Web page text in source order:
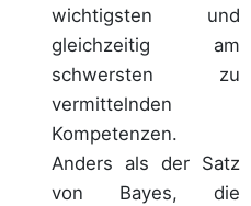
wichtigsten und
gleichzeitig am
schwersten zu
vermittelnden
Kompetenzen.
Anders als der Satz
von Bayes, die